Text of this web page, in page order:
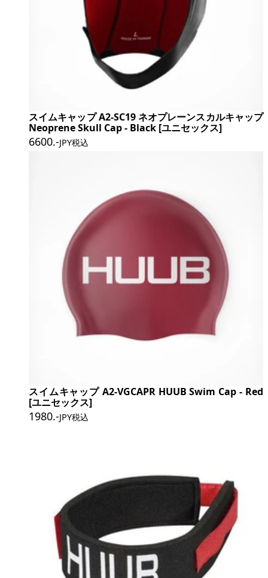
スイムキャップ A2-SC19 ネオプレーンスカルキャップ
Neoprene Skull Cap - Black [ユニセックス]
6600.-JPY税込
スイムキャップ A2-VGCAPR HUUB Swim Cap - Red
[ユニセックス]
1980.-JPY税込